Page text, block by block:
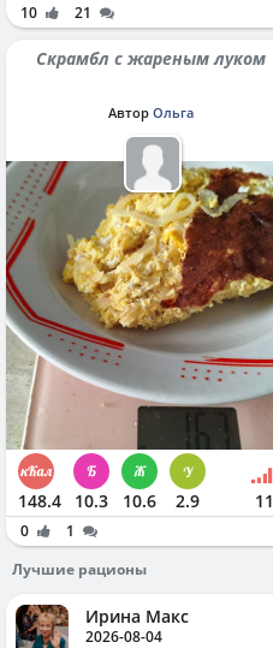
10 21
Скрамбл с жареным луком
Автор Ольга
148.4 10.3 10.6 2.9 11
0
1
Лучшие рационы
Ирина Макс
2026-08-04